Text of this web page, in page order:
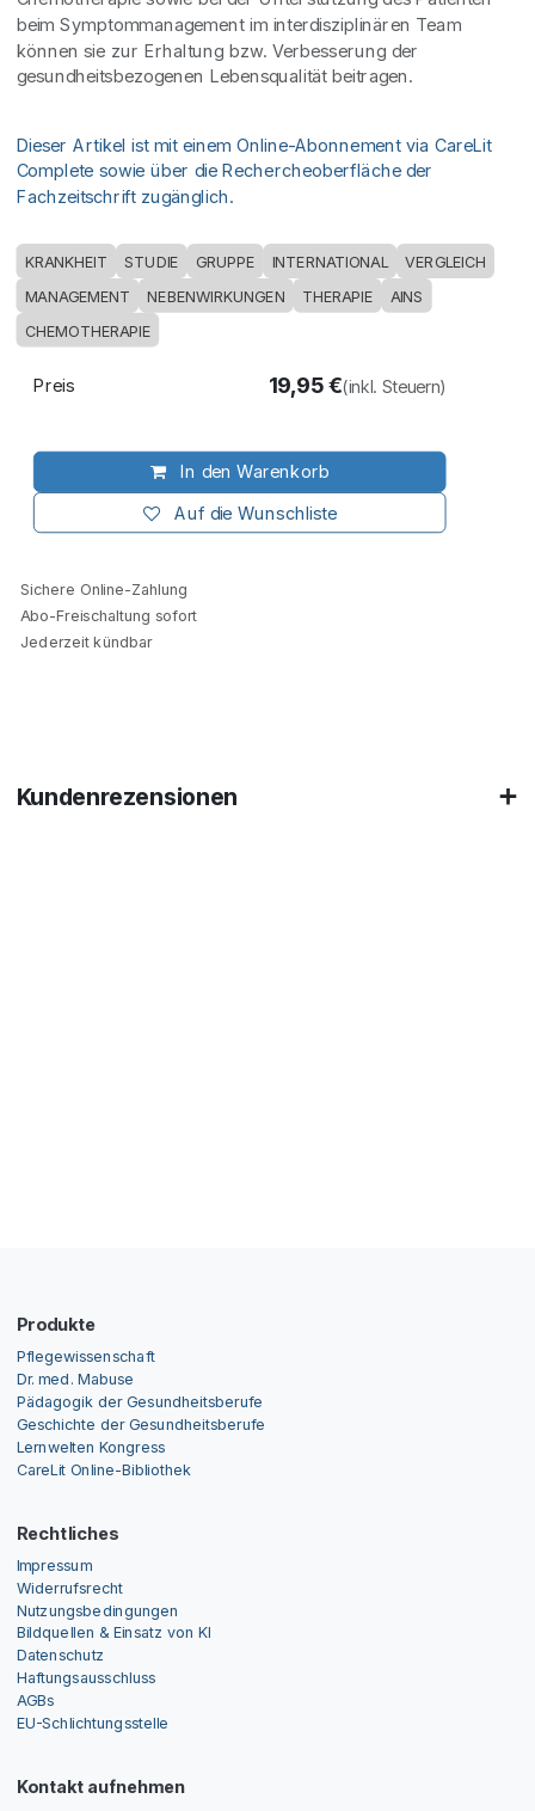
beim Symptommanagement im interdisziplinären Team
können sie zur Erhaltung bzw. Verbesserung der
gesundheitsbezogenen Lebensqualität beitragen.
Dieser Artikel ist mit einem Online-Abonnement via CareLit
Complete sowie über die Rechercheoberfläche der
Fachzeitschrift zugänglich.
KRANKHEIT STUDIE GRUPPE INTERNATIONAL VERGLEICH
MANAGEMENT NEBENWIRKUNGEN THERAPIE AINS
CHEMOTHERAPIE
In den Warenkorb
Auf die Wunschliste
Preis 19,95€(inkl. Steuern)
Sichere Online-Zahlung
Abo-Freischaltung sofort
Jederzeit kündbar
Kundenrezensionen
Produkte
Pflegewissenschaft
Dr. med. Mabuse
Pädagogik der Gesundheitsberufe
Geschichte der Gesundheitsberufe
Lernwelten Kongress
CareLit Online-Bibliothek
Rechtliches
Impressum
Widerrufsrecht
Nutzungsbedingungen
Bildquellen & Einsatz von KI
Datenschutz
Haftungsausschluss
AGBs
EU-Schlichtungsstelle
Kontakt aufnehmen